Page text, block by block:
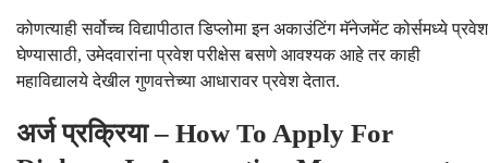
कोणत्याही सर्वोच्च विद्यापीठात डिप्लोमा इन अकाउंटिंग मॅनेजमेंट कोर्समध्ये प्रवेश
घेण्यासाठी, उमेदवारांना प्रवेश परीक्षेस बसणे आवश्यक आहे तर काही
महाविद्यालये देखील गुणवत्तेच्या आधारावर प्रवेश देतात.
अर्ज प्रक्रिया – How To Apply For